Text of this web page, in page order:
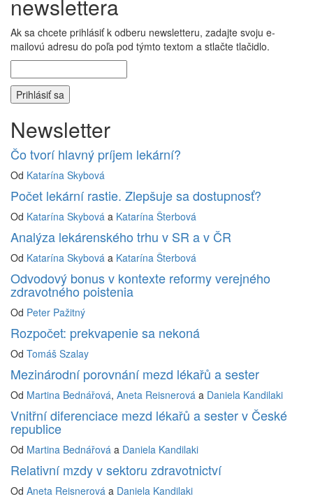
newslettera
Ak sa chcete prihlásiť k odberu newsletteru, zadajte svoju e-
mailovú adresu do poľa pod týmto textom a stlačte tlačidlo.
Newsletter
Čo tvorí hlavný príjem lekární?
Od Katarína Skybová
Počet lekární rastie. Zlepšuje sa dostupnosť?
Od Katarína Skybová a Katarína Šterbová
Analýza lekárenského trhu v SR a v ČR
Od Katarína Skybová a Katarína Šterbová
Odvodový bonus v kontexte reformy verejného
zdravotného poistenia
Od Peter Pažitný
Rozpočet: prekvapenie sa nekoná
Od Tomáš Szalay
Mezinárodní porovnání mezd lékařů a sester
Od Martina Bednářová, Aneta Reisnerová a Daniela Kandilaki
Vnitřní diferenciace mezd lékařů a sester v České
republice
Od Martina Bednářová a Daniela Kandilaki
Relativní mzdy v sektoru zdravotnictví
Od Aneta Reisnerová a Daniela Kandilaki